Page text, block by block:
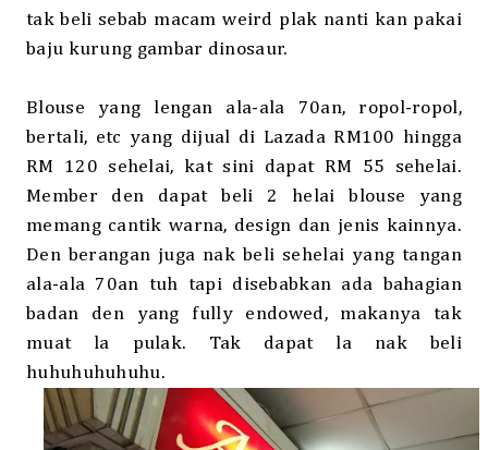
tak beli sebab macam weird plak nanti kan pakai
baju kurung gambar dinosaur.
Blouse yang lengan ala-ala 70an, ropol-ropol,
bertali, etc yang dijual di Lazada RM100 hingga
RM 120 sehelai, kat sini dapat RM 55 sehelai.
Member den dapat beli 2 helai blouse yang
memang cantik warna, design dan jenis kainnya.
Den berangan juga nak beli sehelai yang tangan
ala-ala 70an tuh tapi disebabkan ada bahagian
badan den yang fully endowed, makanya tak
muat la pulak. Tak dapat la nak beli
huhuhuhuhuhu.